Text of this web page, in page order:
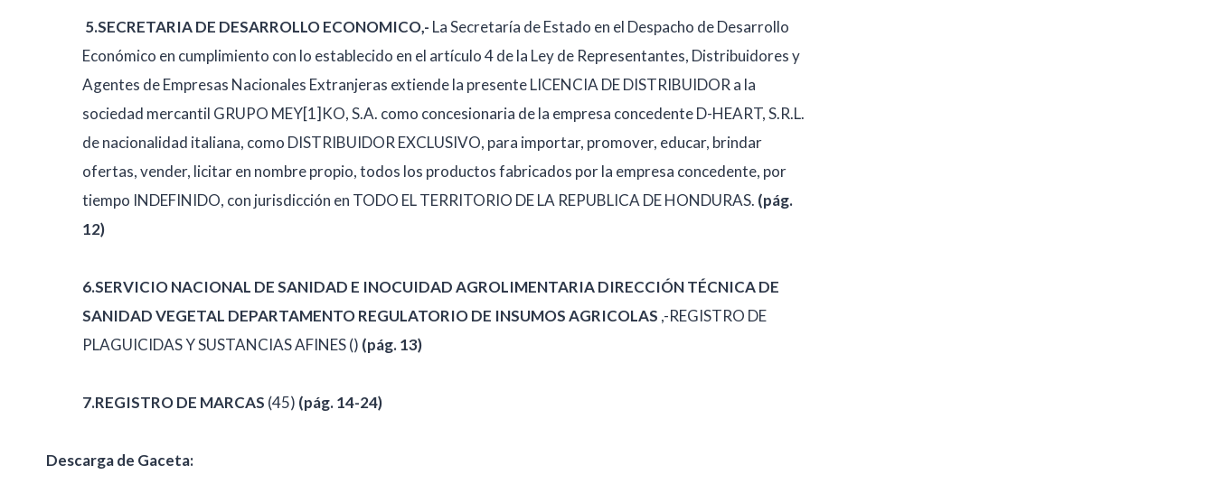
5.SECRETARIA DE DESARROLLO ECONOMICO,- La Secretaría de Estado en el Despacho de Desarrollo
Económico en cumplimiento con lo establecido en el artículo 4 de la Ley de Representantes, Distribuidores y
Agentes de Empresas Nacionales Extranjeras extiende la presente LICENCIA DE DISTRIBUIDOR a la
sociedad mercantil GRUPO MEY[1]KO, S.A. como concesionaria de la empresa concedente D-HEART, S.R.L.
de nacionalidad italiana, como DISTRIBUIDOR EXCLUSIVO, para importar, promover, educar, brindar
ofertas, vender, licitar en nombre propio, todos los productos fabricados por la empresa concedente, por
tiempo INDEFINIDO, con jurisdicción en TODO EL TERRITORIO DE LA REPUBLICA DE HONDURAS. (pág.
12)
6.SERVICIO NACIONAL DE SANIDAD E INOCUIDAD AGROLIMENTARIA DIRECCIÓN TÉCNICA DE
SANIDAD VEGETAL DEPARTAMENTO REGULATORIO DE INSUMOS AGRICOLAS ,-REGISTRO DE
PLAGUICIDAS Y SUSTANCIAS AFINES () (pág. 13)
7.REGISTRO DE MARCAS (45) (pág. 14-24)
Descarga de Gaceta: